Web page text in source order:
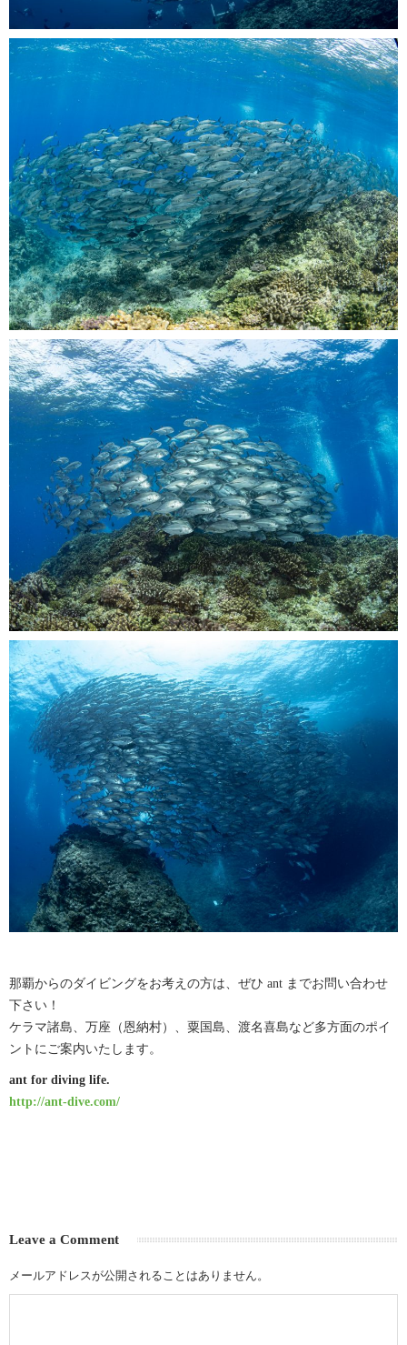
那覇からのダイビングをお考えの方は、ぜひ ant までお問い合わせ
下さい！
ケラマ諸島、万座（恩納村）、粟国島、渡名喜島など多方面のポイ
ントにご案内いたします。
ant for diving life.
http://ant-dive.com/
Leave a Comment
メールアドレスが公開されることはありません。